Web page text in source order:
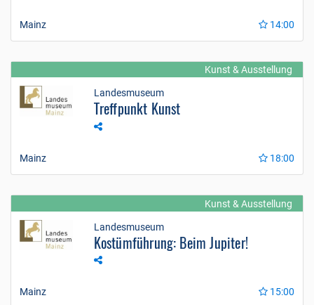
Mainz 14:00
Kunst & Ausstellung
Landesmuseum
Treffpunkt Kunst
Mainz 18:00
Kunst & Ausstellung
Landesmuseum
Kostümführung: Beim Jupiter!
Mainz 15:00